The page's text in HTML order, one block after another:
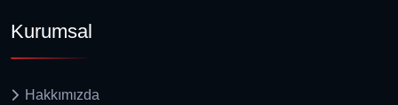
Kurumsal
Hakkımızda